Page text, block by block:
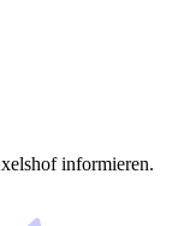
informieren.